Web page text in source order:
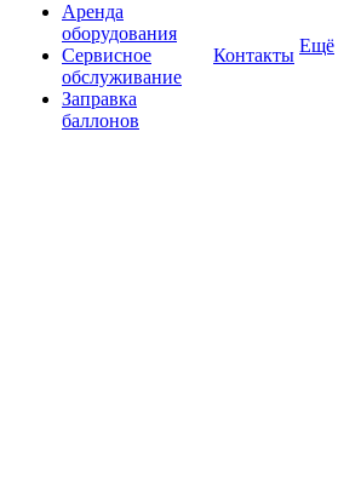
Аренда
оборудования
Сервисное
обслуживание
Заправка
баллонов
Контакты Ещё